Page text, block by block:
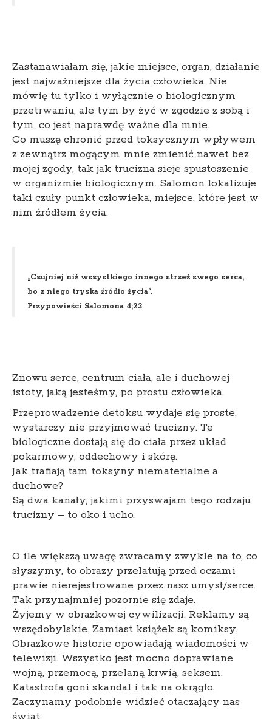
Zastanawiałam się, jakie miejsce, organ, działanie
jest najważniejsze dla życia człowieka. Nie
mówię tu tylko i wyłącznie o biologicznym
przetrwaniu, ale tym by żyć w zgodzie z sobą i
tym, co jest naprawdę ważne dla mnie.
Co muszę chronić przed toksycznym wpływem
z zewnątrz mogącym mnie zmienić nawet bez
mojej zgody, tak jak trucizna sieje spustoszenie
w organizmie biologicznym. Salomon lokalizuje
taki czuły punkt człowieka, miejsce, które jest w
nim źródłem życia.
„Czujniej niż wszystkiego innego strzeż swego serca,
bo z niego tryska źródło życia”.
Przypowieści Salomona 4;23
Znowu serce, centrum ciała, ale i duchowej
istoty, jaką jesteśmy, po prostu człowieka.
Przeprowadzenie detoksu wydaje się proste,
wystarczy nie przyjmować trucizny. Te
biologiczne dostają się do ciała przez układ
pokarmowy, oddechowy i skórę.
Jak trafiają tam toksyny niematerialne a
duchowe?
Są dwa kanały, jakimi przyswajam tego rodzaju
trucizny – to oko i ucho.
O ile większą uwagę zwracamy zwykle na to, co
słyszymy, to obrazy przelatują przed oczami
prawie nierejestrowane przez nasz umysł/serce.
Tak przynajmniej pozornie się zdaje.
Żyjemy w obrazkowej cywilizacji. Reklamy są
wszędobylskie. Zamiast książek są komiksy.
Obrazkowe historie opowiadają wiadomości w
telewizji. Wszystko jest mocno doprawiane
wojną, przemocą, przelaną krwią, seksem.
Katastrofa goni skandal i tak na okrągło.
Zaczynamy podobnie widzieć otaczający nas